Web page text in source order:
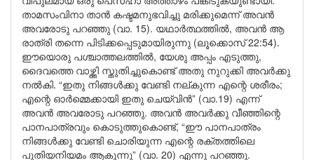
താമസംവിനാ താൻ കഷ്ടമനുഭവിച്ചു മരിക്കുമെന്ന് അവൻ
അവരോടു പറഞ്ഞു (വാ. 15). യഥാർത്ഥത്തിൽ, അവൻ ആ
രാത്രി തന്നെ പിടിക്കപ്പെടുമായിരുന്നു (ലൂക്കൊസ് 22:54).
ഈയൊരു പശ്ചാത്തലത്തിൽ, യേശു അപ്പം എടുത്തു,
ദൈവത്തെ വാഴ്ത്തി സ്തുതിച്ചുകൊണ്ട് അതു നുറുക്കി അവർക്കു
നൽകി. “ഇതു നിങ്ങൾക്കു വേണ്ടി നല്കുന്ന എന്റെ ശരീരം;
എന്റെ ഓർമ്മെക്കായി ഇതു ചെയ്വിൻ” (വാ.19) എന്ന്
അവൻ അവരോടു പറഞ്ഞു. അവൻ അവർക്കു വീഞ്ഞിന്റെ
പാനപാത്രവും കൊടുത്തുകൊണ്ട്, “ഈ പാനപാത്രം
നിങ്ങൾക്കു വേണ്ടി ചൊരിയുന്ന എന്റെ രക്തത്തിലെ
പുതിയനിയമം ആകുന്നു” (വാ. 20) എന്നു പറഞ്ഞു.